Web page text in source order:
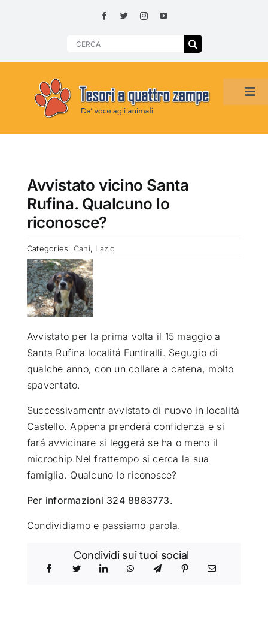
Search
HOME
SMARRITI O DA ADOTTARE
ADOTTATI O RITROVATI
ATTUALITÀ
VIDEO
CHI SIAMO
RUBRICHE
SEMPRE CON ME
Avvistato vicino Santa
Rufina. Qualcuno lo
riconosce?
Categories: Cani, Lazio
Avvistato per la prima volta il 15 maggio a
Santa Rufina localitá Funtiralli. Segugio di
qualche anno, con un collare a catena, molto
spaventato.
Successivamentr avvistato di nuovo in localitá
Castello. Appena prenderá confidenza e si
fará avvicinare si leggerá se ha o meno il
microchip.Nel frattempo si cerca la sua
famiglia. Qualcuno lo riconosce?
Per informazioni 324 8883773.
Condividiamo e passiamo parola.
Condividi sui tuoi social